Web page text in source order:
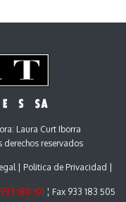
Laura Curt Iborra
reservados
Politica de Privacidad
933 180 101 ¦ Fax 933 183 505